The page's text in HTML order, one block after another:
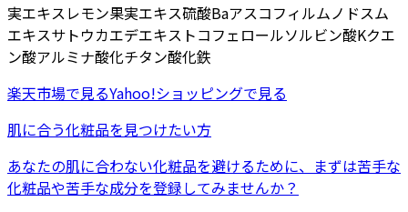
実エキスレモン果実エキス硫酸Baアスコフィルムノドスム
エキスサトウカエデエキス トコフェロールソルビン酸Kクエ
ン酸アルミナ酸化チタン酸化鉄
楽天市場で見るYahoo!ショッピングで見る
肌に合う化粧品を見つけたい方
あなたの肌に合わない化粧品を避けるために、まずは苦手な
化粧品や苦手な成分を登録してみませんか？